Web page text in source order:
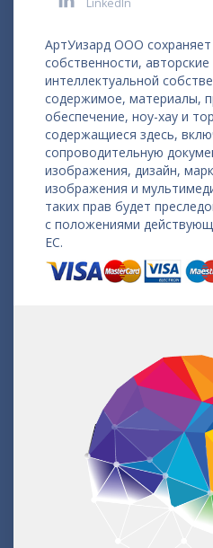
АртУизард ООО сохраняет
собственности,
интеллектуальной
содержимое, материалы,
обеспечение, ноу-хау и
содержащиеся здесь,
сопроводительную
изображения, дизайн,
изображения и
таких прав будет
с положениями
ЕС.